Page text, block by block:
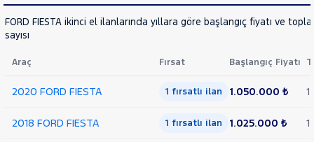
FORD FIESTA ikinci el ilanlarında yıllara göre başlangıç fiyatı ve
sayısı
Araç Fırsat Başlangıç Fiyatı
2020 FORD FIESTA 1 fırsatlı ilan 1.050.000 ₺ 1
2018 FORD FIESTA 1 fırsatlı ilan 1.025.000 ₺ 1